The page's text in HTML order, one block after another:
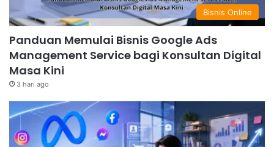
Bisnis Online
Panduan Memulai Bisnis Google Ads
Management Service bagi Konsultan Digital
Masa Kini
3 hari ago